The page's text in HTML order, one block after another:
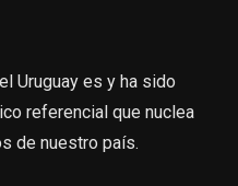
Uruguay es y ha sido
referencial que nuclea
de nuestro país.